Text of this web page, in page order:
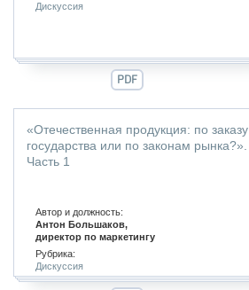
Дискуссия
PDF
«Отечественная продукция: по заказу
государства или по законам рынка?».
Часть 1
Автор и должность:
Антон Большаков,
директор по маркетингу
Рубрика:
Дискуссия